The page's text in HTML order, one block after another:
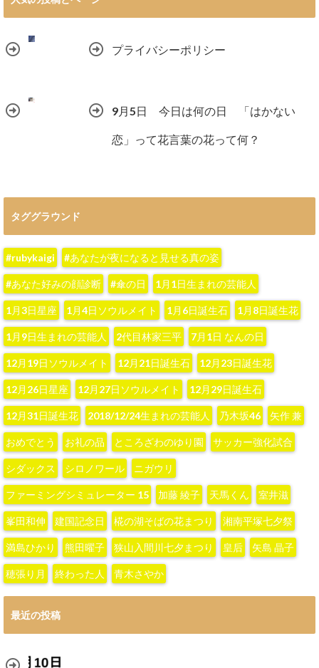
プライバシーポリシー
9月5日 今日は何の日 「はかない
恋」って花言葉の花って何？
タググラウンド
#rubykaigi #あなたが夜になると見せる真の姿
#あなた好みの顔診断 #傘の日 1月1日生まれの芸能人
1月3日星座 1月4日ソウルメイト 1月6日誕生石 1月8日誕生花
1月9日生まれの芸能人 2代目林家三平 7月1日 なんの日
12月19日ソウルメイト 12月21日誕生石 12月23日誕生花
12月26日星座 12月27日ソウルメイト 12月29日誕生石
12月31日誕生花 2018/12/24生まれの芸能人 ‪乃木坂46‬ ‪矢作 兼‬
おめでとう お礼の品 ところざわのゆり園 サッカー強化試合
シダックス シロノワール ニガウリ
ファーミングシミュレーター 15 加藤 綾子‬ 天馬くん 室井滋
峯田和伸 建国記念日 椛の湖そばの花まつり 湘南平塚七夕祭
満島ひかり 熊田曜子 狭山入間川七夕まつり 皇后 矢島 晶子
穂張り月 終わった人 青木さやか
最近の投稿